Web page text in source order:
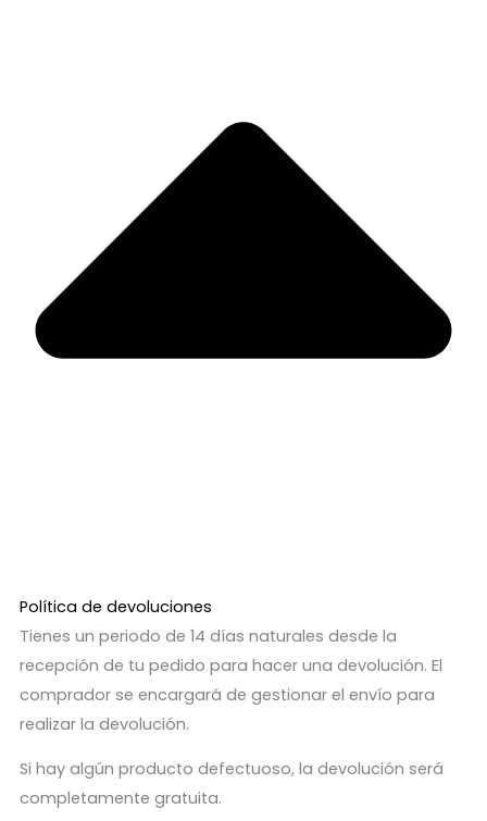
Política de devoluciones
Tienes un periodo de 14 días naturales desde la
recepción de tu pedido para hacer una devolución. El
comprador se encargará de gestionar el envío para
realizar la devolución.
Si hay algún producto defectuoso, la devolución será
completamente gratuita.